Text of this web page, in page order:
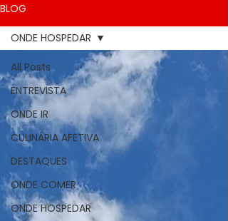
BLOG
All Posts
ENTREVISTA
ONDE IR
CULINÁRIA AFETIVA
DESTAQUES
ONDE COMER
ONDE HOSPEDAR
ONDE HOSPEDAR